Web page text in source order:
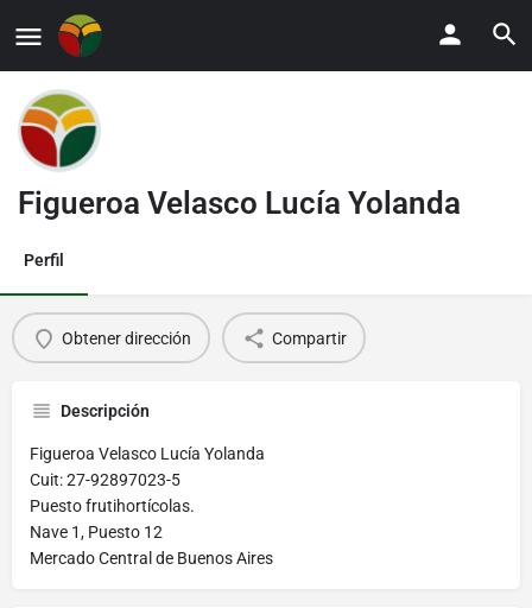
Figueroa Velasco Lucía Yolanda
Perfil
Obtener dirección Compartir
Descripción
Figueroa Velasco Lucía Yolanda
Cuit: 27-92897023-5
Puesto frutihortícolas.
Nave 1, Puesto 12
Mercado Central de Buenos Aires